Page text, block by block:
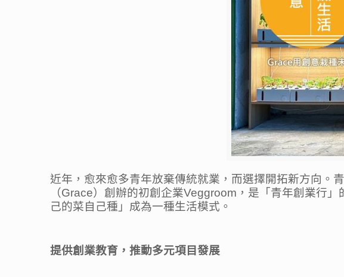
近年，愈來愈多青年放棄傳統就業，而選擇開拓新方向。
（Grace）創辦的初創企業Veggroom，是「青年創業行
己的菜自己種」成為一種生活模式。
提供創業教育，推動多元項目發展